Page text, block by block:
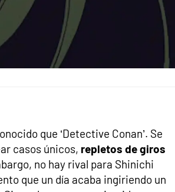
que ‘Detective Conan’. Se
casos únicos, repletos de giros
no hay rival para Shinichi
que un día acaba ingiriendo un